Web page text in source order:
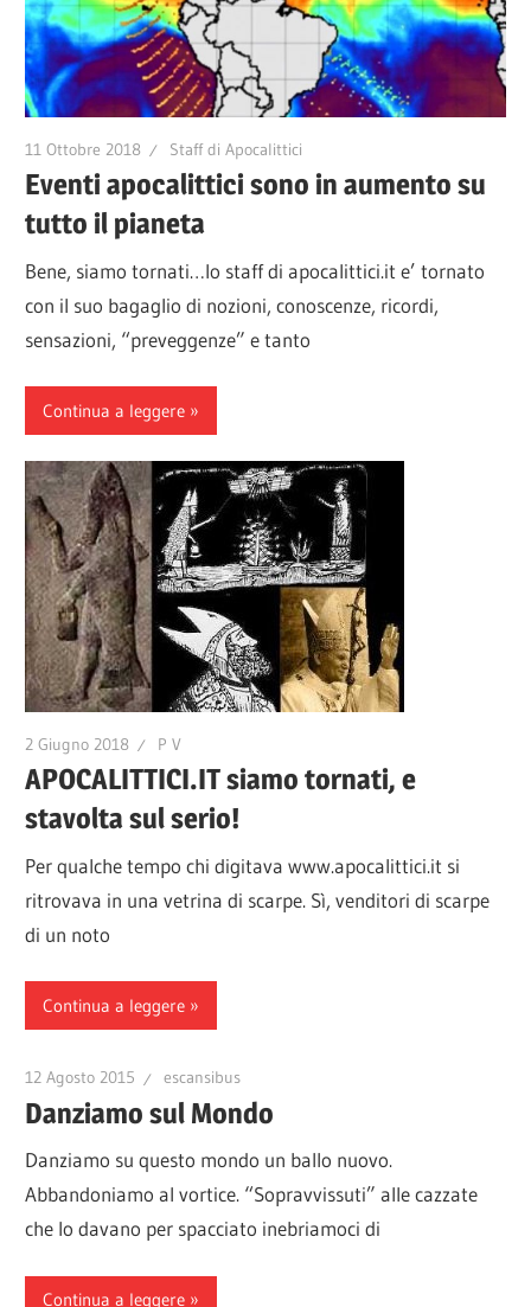
11 Ottobre 2018 Staff di Apocalittici
Eventi apocalittici sono in aumento su
tutto il pianeta
Bene, siamo tornati…lo staff di apocalittici.it e’ tornato
con il suo bagaglio di nozioni, conoscenze, ricordi,
sensazioni, “preveggenze” e tanto
Continua a leggere
2 Giugno 2018 P V
APOCALITTICI.IT siamo tornati, e
stavolta sul serio!
Per qualche tempo chi digitava www.apocalittici.it si
ritrovava in una vetrina di scarpe. Sì, venditori di scarpe
di un noto
Continua a leggere
12 Agosto 2015 escansibus
Danziamo sul Mondo
Danziamo su questo mondo un ballo nuovo.
Abbandoniamo al vortice. “Sopravvissuti” alle cazzate
che lo davano per spacciato inebriamoci di
Continua a leggere